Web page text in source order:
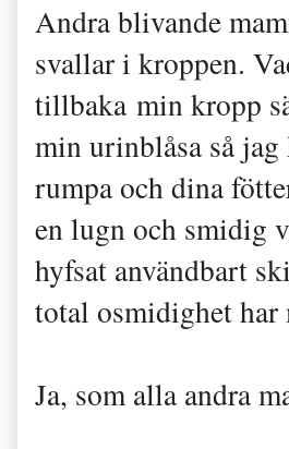
Andra blivande
svallar i kroppen.
tillbaka min kropp
min urinblåsa så
rumpa och dina
en lugn och smidig
hyfsat användbart
total osmidighet
Ja, som alla andra